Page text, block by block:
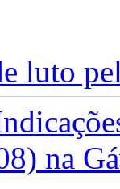
luto
na